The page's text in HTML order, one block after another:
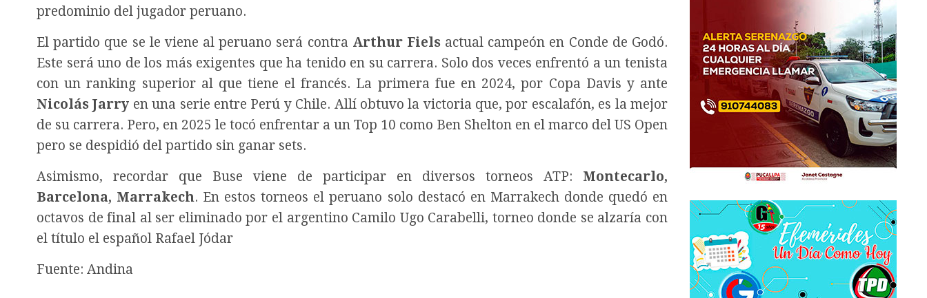
predominio del jugador peruano.
El partido que se le viene al peruano será contra Arthur Fiels actual campeón en Conde de Godó.
Este será uno de los más exigentes que ha tenido en su carrera. Solo dos veces enfrentó a un tenista
con un ranking superior al que tiene el francés. La primera fue en 2024, por Copa Davis y ante
Nicolás Jarry en una serie entre Perú y Chile. Allí obtuvo la victoria que, por escalafón, es la mejor
de su carrera. Pero, en 2025 le tocó enfrentar a un Top 10 como Ben Shelton en el marco del US Open
pero se despidió del partido sin ganar sets.
Asimismo, recordar que Buse viene de participar en diversos torneos ATP: Montecarlo,
Barcelona, Marrakech. En estos torneos el peruano solo destacó en Marrakech donde quedó en
octavos de final al ser eliminado por el argentino Camilo Ugo Carabelli, torneo donde se alzaría con
el título el español Rafael Jódar
Fuente: Andina